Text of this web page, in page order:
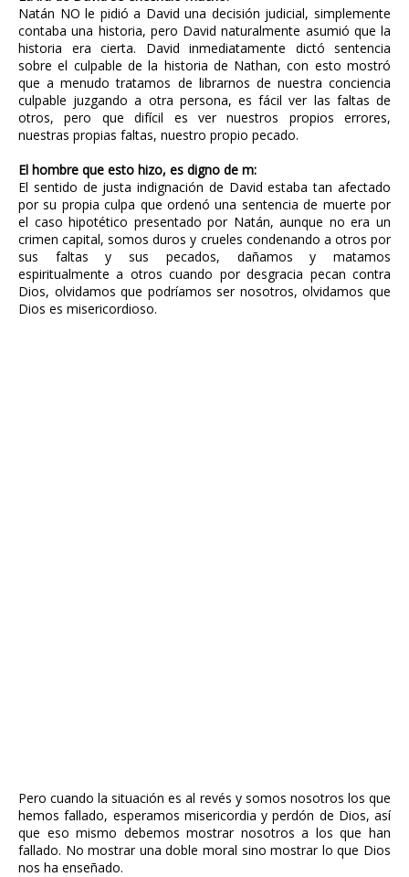
Natán NO le pidió a David una decisión judicial, simplemente
contaba una historia, pero David naturalmente asumió que la
historia era cierta. David inmediatamente dictó sentencia
sobre el culpable de la historia de Nathan, con esto mostró
que a menudo tratamos de librarnos de nuestra conciencia
culpable juzgando a otra persona, es fácil ver las faltas de
otros, pero que difícil es ver nuestros propios errores,
nuestras propias faltas, nuestro propio pecado.
El hombre que esto hizo, es digno de m:
El sentido de justa indignación de David estaba tan afectado
por su propia culpa que ordenó una sentencia de muerte por
el caso hipotético presentado por Natán, aunque no era un
crimen capital, somos duros y crueles condenando a otros por
sus faltas y sus pecados, dañamos y matamos
espiritualmente a otros cuando por desgracia pecan contra
Dios, olvidamos que podríamos ser nosotros, olvidamos que
Dios es misericordioso.
Pero cuando la situación es al revés y somos nosotros los que
hemos fallado, esperamos misericordia y perdón de Dios, así
que eso mismo debemos mostrar nosotros a los que han
fallado. No mostrar una doble moral sino mostrar lo que Dios
nos ha enseñado.